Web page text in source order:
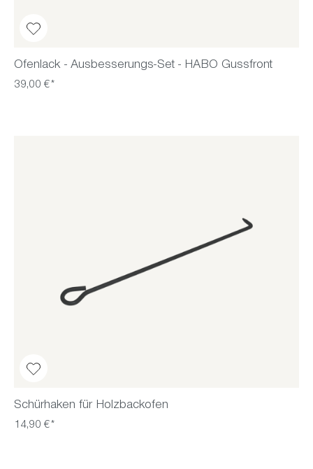
Ofenlack - Ausbesserungs-Set - HABO Gussfront
39,00 €*
Schürhaken für Holzbackofen
14,90 €*